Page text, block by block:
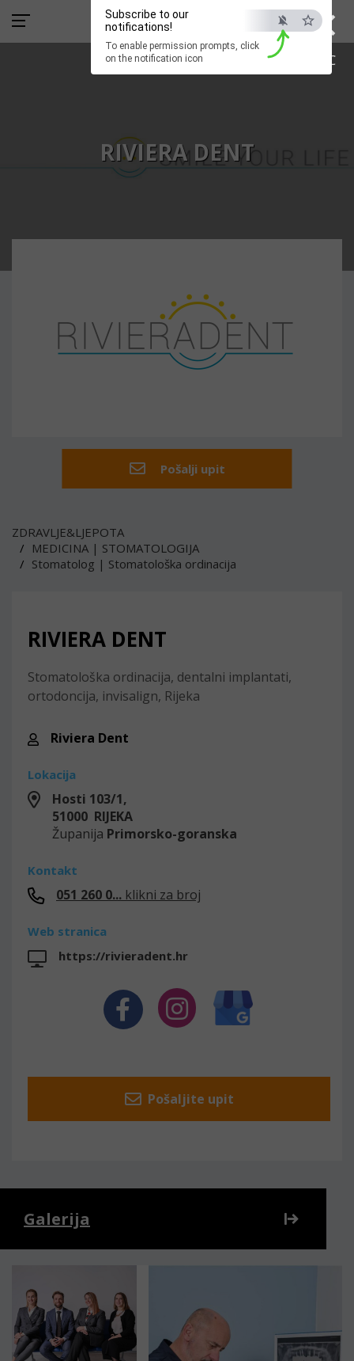
×
ESC
Subscribe to our
notifications!
To enable permission prompts, click
on the notification icon
RIVIERA DENT
Pošalji upit
ZDRAVLJE&LJEPOTA
MEDICINA | STOMATOLOGIJA
Stomatolog | Stomatološka ordinacija
RIVIERA DENT
Stomatološka ordinacija, dentalni implantati,
ortodoncija, invisalign, Rijeka
Riviera Dent
Lokacija
Hosti 103/1,
51000 RIJEKA
Županija Primorsko-goranska
Kontakt
051 260 0... klikni za broj
Web stranica
https://rivieradent.hr
Pošaljite upit
Galerija